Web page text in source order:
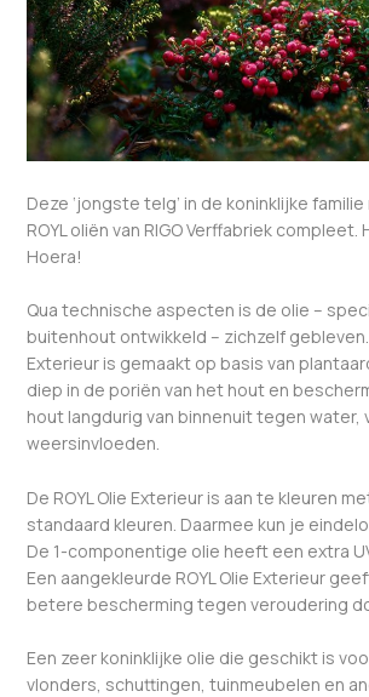
Deze ‘jongste telg’ in de koninklijke
ROYL oliën van RIGO Verffabriek compleet.
Hoera!
Qua technische aspecten is de olie –
buitenhout ontwikkeld – zichzelf gebleven.
Exterieur is gemaakt op basis van
diep in de poriën van het hout en
hout langdurig van binnenuit tegen water,
weersinvloeden.
De ROYL Olie Exterieur is aan te kleuren
standaard kleuren. Daarmee kun je
De 1-componentige olie heeft een extra
Een aangekleurde ROYL Olie Exterieur
betere bescherming tegen veroudering
Een zeer koninklijke olie die geschikt is
vlonders, schuttingen, tuinmeubelen en